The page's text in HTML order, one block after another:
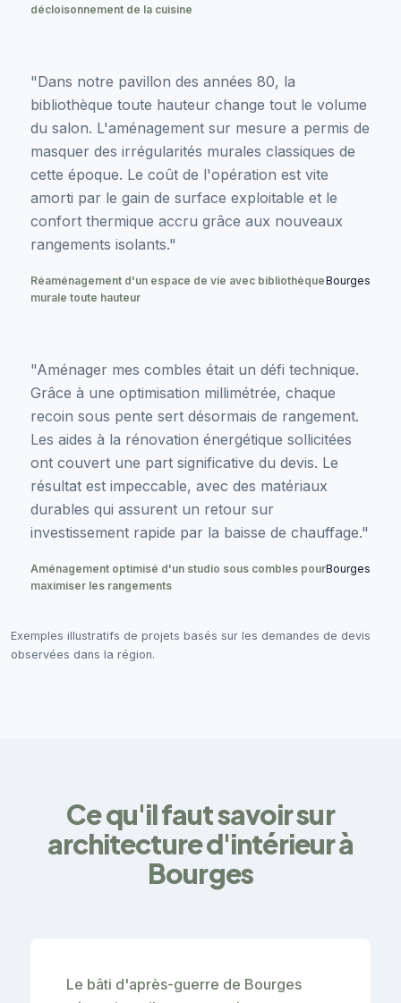
décloisonnement de la cuisine
"Dans notre pavillon des années 80, la
bibliothèque toute hauteur change tout le volume
du salon. L'aménagement sur mesure a permis de
masquer des irrégularités murales classiques de
cette époque. Le coût de l'opération est vite
amorti par le gain de surface exploitable et le
confort thermique accru grâce aux nouveaux
rangements isolants."
Réaménagement d'un espace de vie avec bibliothèque
murale toute hauteur
Bourges
"Aménager mes combles était un défi technique.
Grâce à une optimisation millimétrée, chaque
recoin sous pente sert désormais de rangement.
Les aides à la rénovation énergétique sollicitées
ont couvert une part significative du devis. Le
résultat est impeccable, avec des matériaux
durables qui assurent un retour sur
investissement rapide par la baisse de chauffage."
Aménagement optimisé d'un studio sous combles pour
maximiser les rangements
Bourges
Exemples illustratifs de projets basés sur les demandes de devis
observées dans la région.
Ce qu'il faut savoir sur
architecture d'intérieur à
Bourges
Le bâti d'après-guerre de Bourges